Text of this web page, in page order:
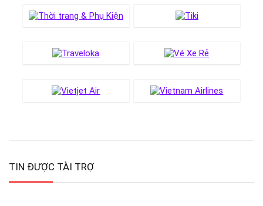
TIN ĐƯỢC TÀI TRỢ